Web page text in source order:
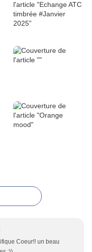
Coeur!! un beau